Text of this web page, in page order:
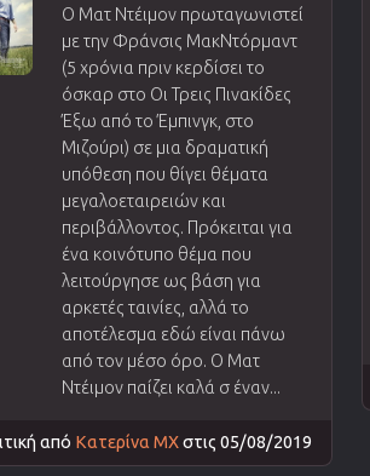
Ο Ματ Ντέιμον πρωταγωνιστεί
με την Φράνσις ΜακΝτόρμαντ
(5 χρόνια πριν κερδίσει το
όσκαρ στο Οι Τρεις Πινακίδες
Έξω από το Έμπινγκ, στο
Μιζούρι) σε μια δραματική
υπόθεση που θίγει θέματα
μεγαλοεταιρειών και
περιβάλλοντος. Πρόκειται για
ένα κοινότυπο θέμα που
λειτούργησε ως βάση για
αρκετές ταινίες, αλλά το
αποτέλεσμα εδώ είναι πάνω
από τον μέσο όρο. Ο Ματ
Ντέιμον παίζει καλά σ έναν...
από Κατερίνα ΜΧστις 05/08/2019